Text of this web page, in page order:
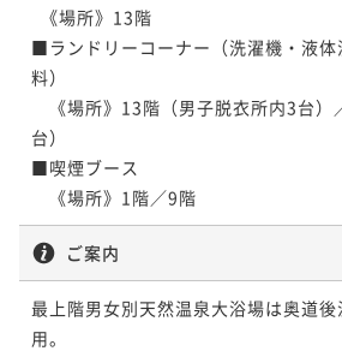
■ランドリーコーナー（洗濯機・液体
料）
《場所》13階（男子脱衣所内3台）
台）
■喫煙ブース
《場所》1階／9階
ご案内
最上階男女別天然温泉大浴場は奥道
用。